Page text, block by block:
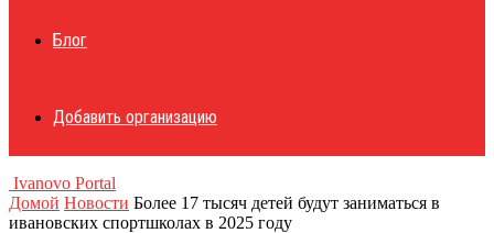
Блог
Добавить организацию
Ivanovo Portal
Домой Новости Более 17 тысяч детей будут заниматься в
ивановских спортшколах в 2025 году